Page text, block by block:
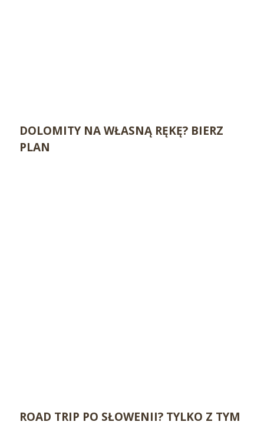
DOLOMITY NA WŁASNĄ RĘKĘ? BIERZ
PLAN
ROAD TRIP PO SŁOWENII? TYLKO Z TYM